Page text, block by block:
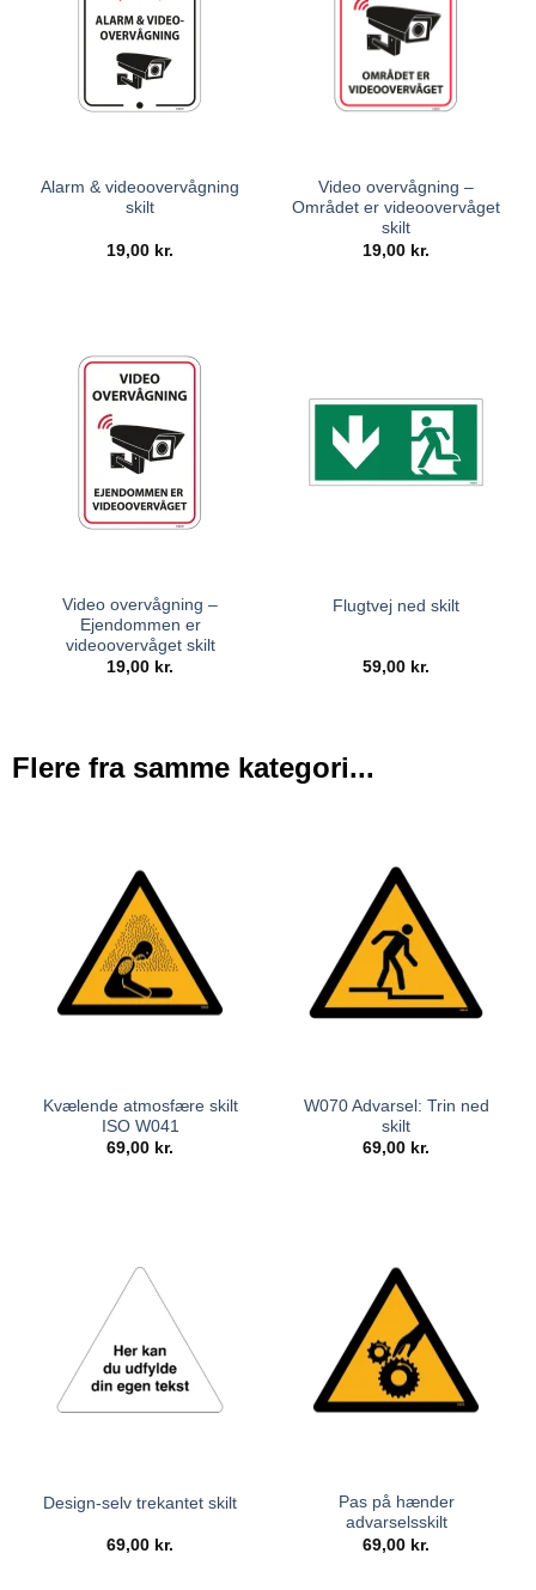
Alarm & videoovervågning
skilt
19,00 kr.
Video overvågning –
Området er videoovervåget
skilt
19,00 kr.
Video overvågning –
Ejendommen er
videoovervåget skilt
19,00 kr.
Flugtvej ned skilt
59,00 kr.
Flere fra samme kategori...
Kvælende atmosfære skilt
ISO W041
69,00 kr.
W070 Advarsel: Trin ned
skilt
69,00 kr.
Design-selv trekantet skilt
69,00 kr.
Pas på hænder
advarselsskilt
69,00 kr.